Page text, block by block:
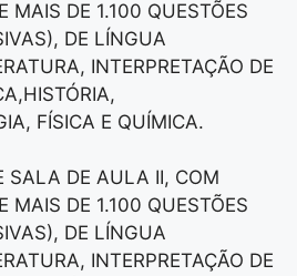
MAIS DE 1.100 QUESTÕES
DE LÍNGUA
INTERPRETAÇÃO DE
FÍSICA E QUÍMICA.
SALA DE AULA II, COM
MAIS DE 1.100 QUESTÕES
DE LÍNGUA
INTERPRETAÇÃO DE